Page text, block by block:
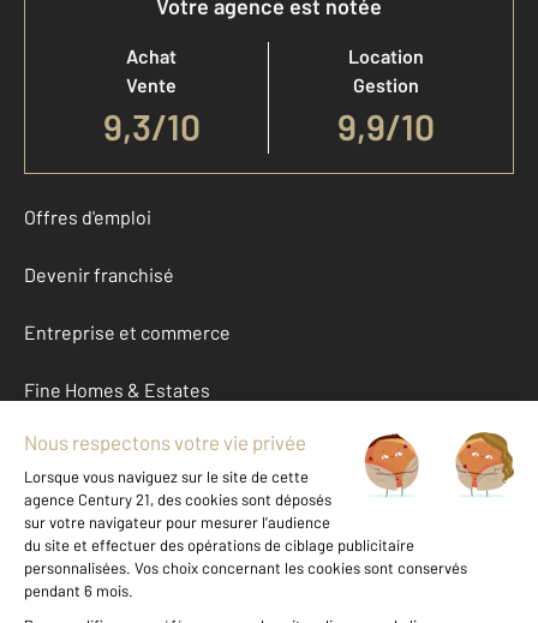
Votre agence est notée
Achat
Vente
9,3/10
Location
Gestion
9,9/10
Offres d'emploi
Devenir franchisé
Entreprise et commerce
Fine Homes & Estates
À propos
International
Nous contacter